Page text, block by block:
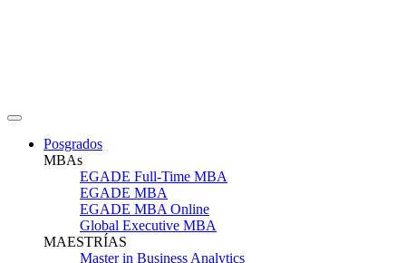
Posgrados
MBAs
EGADE Full-Time MBA
EGADE MBA
EGADE MBA Online
Global Executive MBA
MAESTRÍAS
Master in Business Analytics